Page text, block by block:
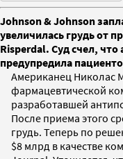
Johnson & Johnson
увеличилась грудь от
Risperdal. Суд счел,
предупредила
Американец Николас
фармацевтической
разработавшей
После приема этого
грудь. Теперь по
$8 млрд в качестве